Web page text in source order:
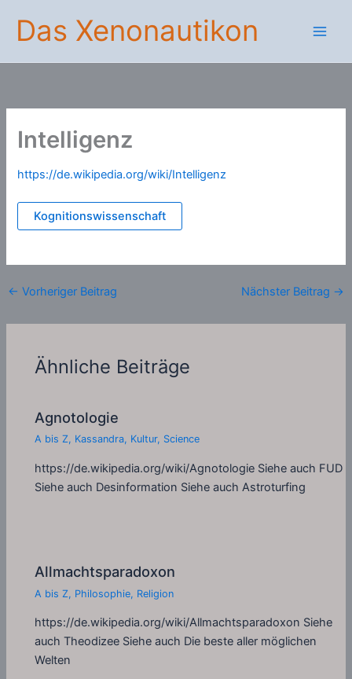
Inhalt
springen
Das Xenonautikon
Intelligenz
https://de.wikipedia.org/wiki/Intelligenz
Kognitionswissenschaft
← Vorheriger Beitrag Nächster Beitrag →
Ähnliche Beiträge
Agnotologie
A bis Z, Kassandra, Kultur, Science
https://de.wikipedia.org/wiki/Agnotologie Siehe auch FUD
Siehe auch Desinformation Siehe auch Astroturfing
Allmachtsparadoxon
A bis Z, Philosophie, Religion
https://de.wikipedia.org/wiki/Allmachtsparadoxon Siehe
auch Theodizee Siehe auch Die beste aller möglichen
Welten